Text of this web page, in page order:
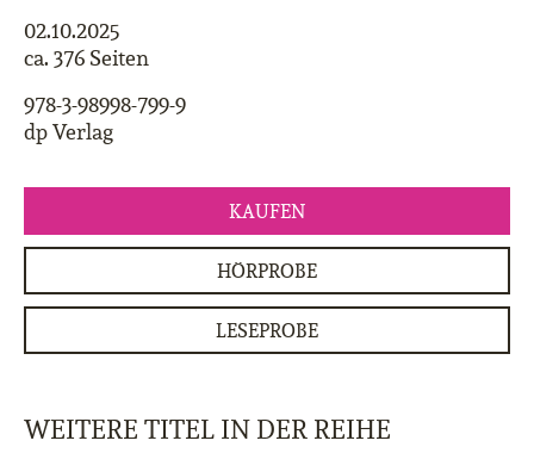
02.10.2025
ca. 376 Seiten
978-3-98998-799-9
dp Verlag
KAUFEN
HÖRPROBE
LESEPROBE
WEITERE TITEL IN DER REIHE